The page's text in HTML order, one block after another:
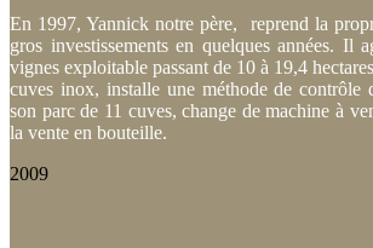
En 1997, Yannick notre père, reprend la
gros investissements en quelques années. Il
vignes exploitable passant de 10 à 19,4
cuves inox, installe une méthode de contrôle
son parc de 11 cuves, change de machine à
la vente en bouteille.
2009